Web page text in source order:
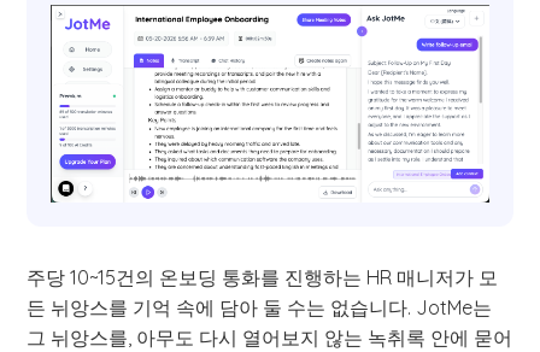
주당 10~15건의 온보딩 통화를 진행하는 HR 매니저가 모
든 뉘앙스를 기억 속에 담아 둘 수는 없습니다. JotMe는
그 뉘앙스를, 아무도 다시 열어보지 않는 녹취록 안에 묻어